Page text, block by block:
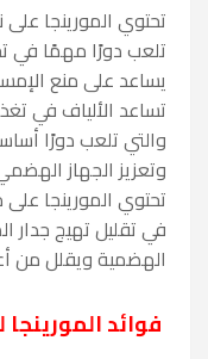
تحتوي المورينجا على
تلعب دورًا مهمًا في
يساعد على منع
تساعد الألياف في
والتي تلعب دورًا
وتعزيز الجهاز
تحتوي المورينجا
في تقليل تهيج جدار
الهضمية ويقلل من
فوائد المورينجا